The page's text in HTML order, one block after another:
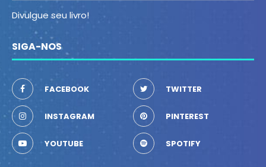
Divulgue seu livro!
SIGA-NOS
FACEBOOK TWITTER
INSTAGRAM PINTEREST
YOUTUBE SPOTIFY